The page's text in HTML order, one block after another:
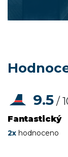
9.5 /
Fantastický
2x hodnoceno